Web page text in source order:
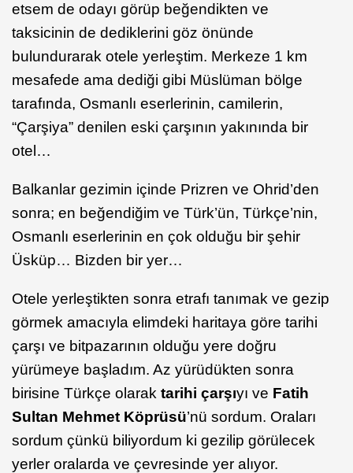
etsem de odayı görüp beğendikten ve
taksicinin de dediklerini göz önünde
bulundurarak otele yerleştim. Merkeze 1 km
mesafede ama dediği gibi Müslüman bölge
tarafında, Osmanlı eserlerinin, camilerin,
“Çarşiya” denilen eski çarşının yakınında bir
otel…
Balkanlar gezimin içinde Prizren ve Ohrid’den
sonra; en beğendiğim ve Türk’ün, Türkçe’nin,
Osmanlı eserlerinin en çok olduğu bir şehir
Üsküp… Bizden bir yer…
Otele yerleştikten sonra etrafı tanımak ve gezip
görmek amacıyla elimdeki haritaya göre tarihi
çarşı ve bitpazarının olduğu yere doğru
yürümeye başladım. Az yürüdükten sonra
birisine Türkçe olarak tarihi çarşıyı ve Fatih
Sultan Mehmet Köprüsü’nü sordum. Oraları
sordum çünkü biliyordum ki gezilip görülecek
yerler oralarda ve çevresinde yer alıyor.